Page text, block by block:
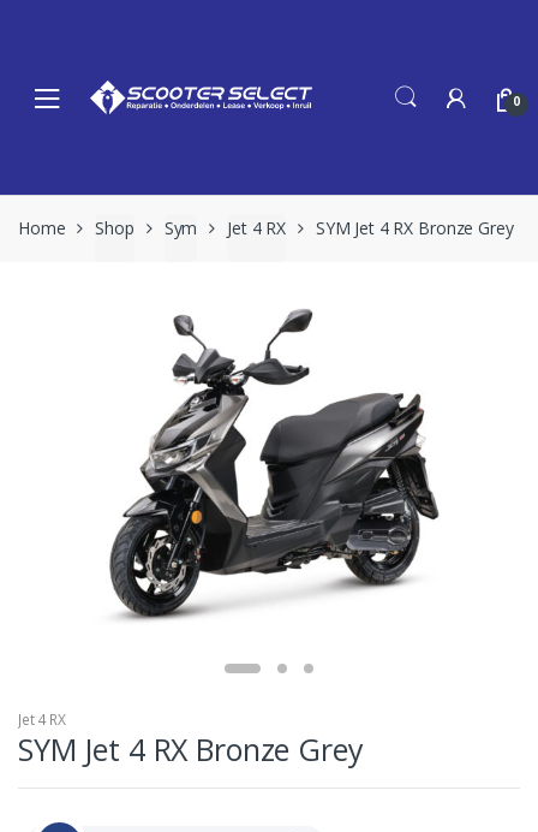
0
Home Shop Sym Jet 4 RX SYM Jet 4 RX Bronze Grey
Jet 4 RX
SYM Jet 4 RX Bronze Grey